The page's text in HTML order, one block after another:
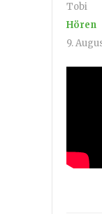
Tobi
Hören
9.